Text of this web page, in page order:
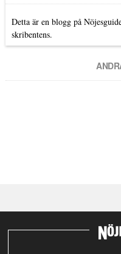
Detta är en blogg på
skribentens.